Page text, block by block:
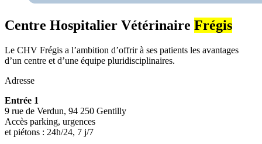
Centre Hospitalier Vétérinaire Frégis
Le CHV Frégis a l’ambition d’offrir à ses patients les avantages
d’un centre et d’une équipe pluridisciplinaires.
Adresse
Entrée 1
9 rue de Verdun, 94 250 Gentilly
Accès parking, urgences
et piétons : 24h/24, 7 j/7